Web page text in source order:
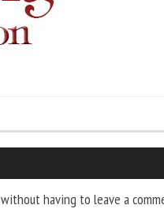
without having to leave a